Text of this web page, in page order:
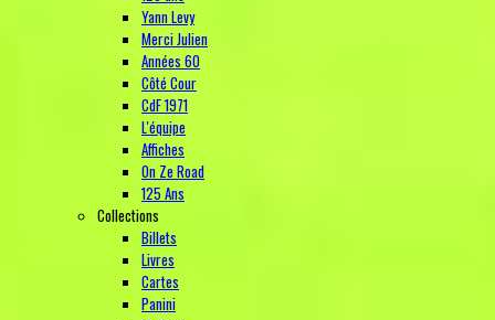
Yann Levy
Merci Julien
Années 60
Côté Cour
CdF 1971
L'équipe
Affiches
On Ze Road
125 Ans
Collections
Billets
Livres
Cartes
Panini